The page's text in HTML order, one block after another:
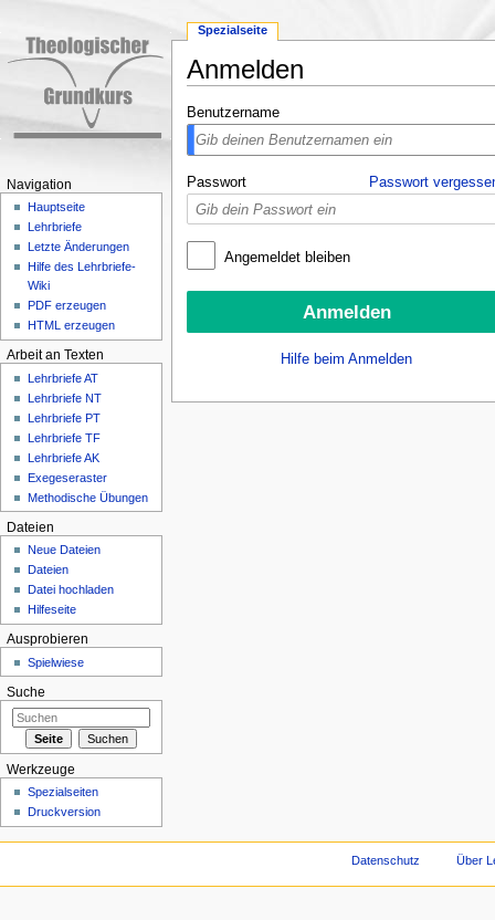
Anmelden
Benutzername
Passwort Passwort
Angemeldet bleiben
Hilfe beim Anmelden
Spezialseite
Navigation
Hauptseite
Lehrbriefe
Letzte Änderungen
Hilfe des Lehrbriefe-
Wiki
PDF erzeugen
HTML erzeugen
Arbeit an Texten
Lehrbriefe AT
Lehrbriefe NT
Lehrbriefe PT
Lehrbriefe TF
Lehrbriefe AK
Exegeseraster
Methodische Übungen
Dateien
Neue Dateien
Dateien
Datei hochladen
Hilfeseite
Ausprobieren
Spielwiese
Suche
Werkzeuge
Spezialseiten
Druckversion
Datenschutz Über